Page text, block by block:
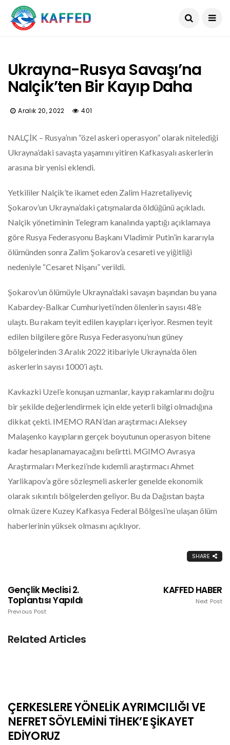
Ukrayna-Rusya Savaşı’na
Nalçik’ten Bir Kayıp Daha
Aralık 20, 2022 401
NALÇİK – Rusya’nın “özel askeri operasyon” olarak nitelediği
Ukrayna’daki savaşta yaşamını yitiren Kafkasyalı askerlerin
arasına bir yenisi eklendi.
Yetkililer Nalçik’te ikamet eden Zalim Hazretaliyeviç
Şokarov’un Ukrayna’daki çatışmalarda öldüğünü açıkladı.
Nalçik yönetiminin Telegram kanalında yaptığı açıklamaya
göre Rusya Federasyonu Başkanı Vladimir Putin’in kararıyla
ölümünden sonra Zalim Şokarov’a cesareti ve yiğitliği
nedeniyle “Cesaret Nişanı” verildi.
Şokarov’un ölümüyle Ukrayna’daki savaşın başından bu yana
Kabardey-Balkar Cumhuriyeti’nden ölenlerin sayısı 48’e
ulaştı. Bu rakam teyit edilen kayıpları içeriyor. Resmen teyit
edilen bilgilere göre Rusya Federasyonu’nun güney
bölgelerinden 3 Aralık 2022 itibariyle Ukrayna’da ölen
askerlerin sayısı 1000’i aştı.
Kavkazki Uzel’e konuşan uzmanlar, kayıp rakamlarını doğru
bir şekilde değerlendirmek için elde yeterli bilgi olmadığına
dikkat çekti. IMEMO RAN’dan araştırmacı Aleksey
Malaşenko kayıpların gerçek boyutunun operasyon bitene
kadar hesaplanamayacağını belirtti. MGIMO Avrasya
Araştırmaları Merkezi’nde kıdemli araştırmacı Ahmet
Yarlikapov’a göre sözleşmeli askerler genelde ekonomik
olarak sıkıntılı bölgelerden geliyor. Bu da Dağıstan başta
olmak üzere Kuzey Kafkasya Federal Bölgesi’ne ulaşan ölüm
haberlerinin yüksek olmasını açıklıyor.
SHARE
Gençlik Meclisi 2.
Toplantısı Yapıldı
Previous Post
KAFFED HABER
Next Post
Related Articles
ÇERKESLERE YÖNELİK AYRIMCILIĞI VE
NEFRET SÖYLEMİNİ TİHEK’E ŞİKAYET
EDİYORUZ